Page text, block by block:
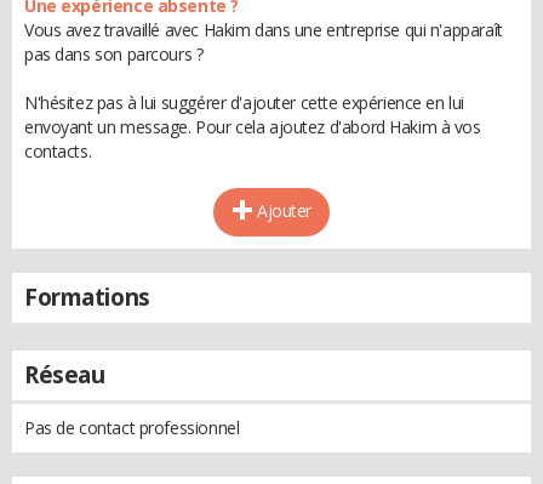
Une expérience absente ?
Vous avez travaillé avec Hakim dans une entreprise qui n'apparaît
pas dans son parcours ?
N'hésitez pas à lui suggérer d'ajouter cette expérience en lui
envoyant un message. Pour cela ajoutez d'abord Hakim à vos
contacts.
Ajouter
Formations
Réseau
Pas de contact professionnel